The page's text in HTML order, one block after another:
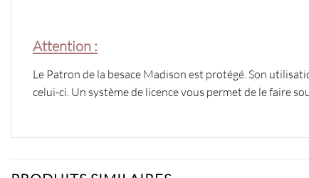
Attention :
Le Patron de la besace Madison est protégé. Son
celui-ci. Un système de licence vous permet de le faire